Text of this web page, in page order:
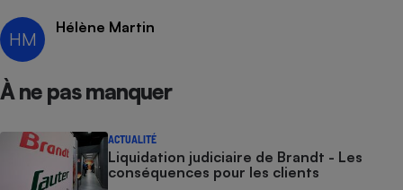
HM
Hélène Martin
À ne pas manquer
ACTUALITÉ
Liquidation judiciaire de Brandt - Les
conséquences pour les clients